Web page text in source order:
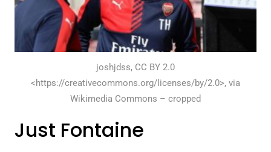
joshjdss, CC BY 2.0
<https://creativecommons.org/licenses/by/2.0>, via
Wikimedia Commons – cropped
Just Fontaine